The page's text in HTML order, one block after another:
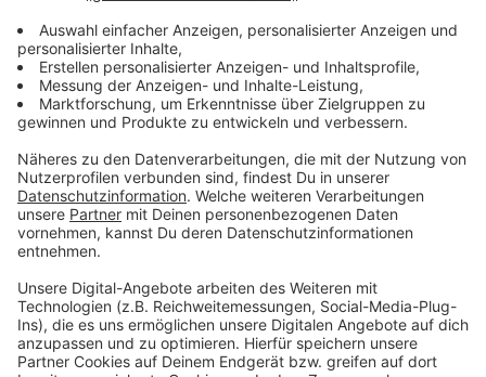
Einsätzen waren insgesamt 19 Fahrzeuge 52
Einsatzkräfte beteiligt.
Anzeige
Weitere Meldungen aus Leverkusen
Anzeige
Leverkusener soll Betrugsbande angeführt haben
Erstes Fazit zum Berliner Platz in Leverkusen